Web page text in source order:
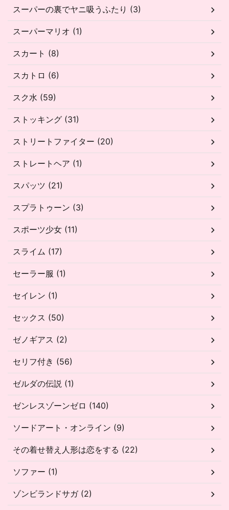
スーパーの裏でヤニ吸うふたり (3)
スーパーマリオ (1)
スカート (8)
スカトロ (6)
スク水 (59)
ストッキング (31)
ストリートファイター (20)
ストレートヘア (1)
スパッツ (21)
スプラトゥーン (3)
スポーツ少女 (11)
スライム (17)
セーラー服 (1)
セイレン (1)
セックス (50)
ゼノギアス (2)
セリフ付き (56)
ゼルダの伝説 (1)
ゼンレスゾーンゼロ (140)
ソードアート・オンライン (9)
その着せ替え人形は恋をする (22)
ソファー (1)
ゾンビランドサガ (2)